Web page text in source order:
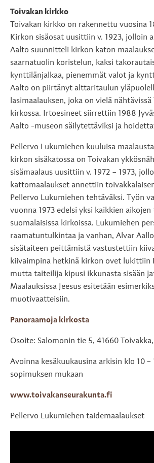
Toivakan kirkko
Toivakan kirkko on rakennettu vuosina
Kirkon sisäosat uusittiin v. 1923, jolloin
Aalto suunnitteli kirkon katon
saarnatuolin koristelun, kaksi
kynttilänjalkaa, pienemmät valot ja
Aalto on piirtänyt alttaritaulun
lasimaalauksen, joka on vielä nähtävissä
kirkossa. Irtoesineet siirrettiin 1988
Aalto -museon säilytettäviksi ja
Pellervo Lukumiehen kuuluisa
kirkon sisäkatossa on Toivakan
sisämaalaus uusittiin v. 1972 – 1973,
kattomaalaukset annettiin
Pellervo Lukumiehen tehtäväksi. Työn
vuonna 1973 edelsi yksi kaikkien
suomalaisissa kirkoissa. Lukumiehen
raamatuntulkintaa ja vanhan, Alvar
sisätaiteen peittämistä vastustettiin
kiivaimpina hetkinä kirkon ovet lukittiin
mutta taiteilija kipusi ikkunasta sisään
Maalauksissa Jeesus esitetään
muotivaatteisiin.
Panoraamoja kirkosta
Osoite: Salomonin tie 5, 41660
Avoinna kesäkuukausina arkisin klo 10 –
sopimuksen mukaan
www.toivakanseurakunta.fi
Pellervo Lukumiehen taidemaalaukset